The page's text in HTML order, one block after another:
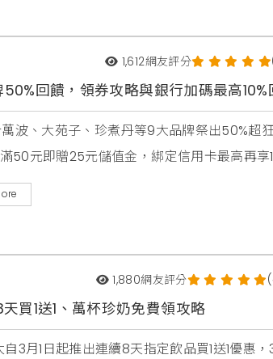
1,612網友評分
回饋，領券攻略與銀行加碼最高
波、大苑子、珍煮丹等9大品牌祭出50%超
50元即贈25元儲值金，綁定信用卡最高再享
1,880網友評分
買1送1、萬杯珍奶免費領攻略
3月1日起推出連續8天指定飲品買1送1優惠